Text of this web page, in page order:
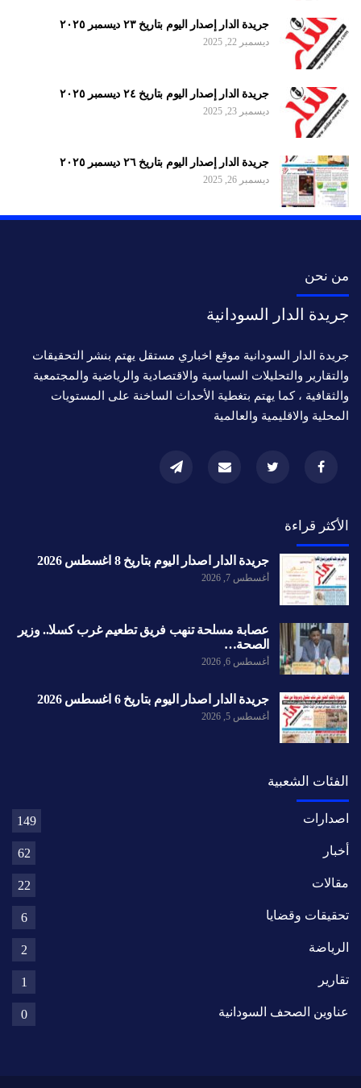
جريدة الدار إصدار اليوم بتاريخ ٢٣ ديسمبر ٢٠٢٥
ديسمبر 22, 2025
جريدة الدار إصدار اليوم بتاريخ ٢٤ ديسمبر ٢٠٢٥
ديسمبر 23, 2025
جريدة الدار إصدار اليوم بتاريخ ٢٦ ديسمبر ٢٠٢٥
ديسمبر 26, 2025
من نحن
جريدة الدار السودانية
جريدة الدار السودانية موقع اخباري مستقل يهتم بنشر التحقيقات
والتقارير والتحليلات السياسية والاقتصادية والرياضية والمجتمعية
والثقافية ، كما يهتم بتغطية الأحداث الساخنة على المستويات
المحلية والاقليمية والعالمية
الأكثر قراءة
جريدة الدار اصدار اليوم بتاريخ 8 اغسطس 2026
أغسطس 7, 2026
عصابة مسلحة تنهب فريق تطعيم غرب كسلا.. وزير
الصحة…
أغسطس 6, 2026
جريدة الدار اصدار اليوم بتاريخ 6 اغسطس 2026
أغسطس 5, 2026
الفئات الشعبية
اصدارات 149
أخبار 62
مقالات 22
تحقيقات وقضايا 6
الرياضة 2
تقارير 1
عناوين الصحف السودانية 0